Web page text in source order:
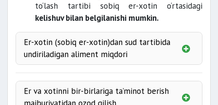
bir yil davomida
mehnatga layoqatsiz
to‘lash tartibi sobiq er-xotin o‘rtasidagi
kelishuv bilan belgilanishi mumkin.
Er-xotin (sobiq er-xotin)dan sud tartibida
undiriladigan aliment miqdori
Er va xotinni bir-birlariga ta’minot berish